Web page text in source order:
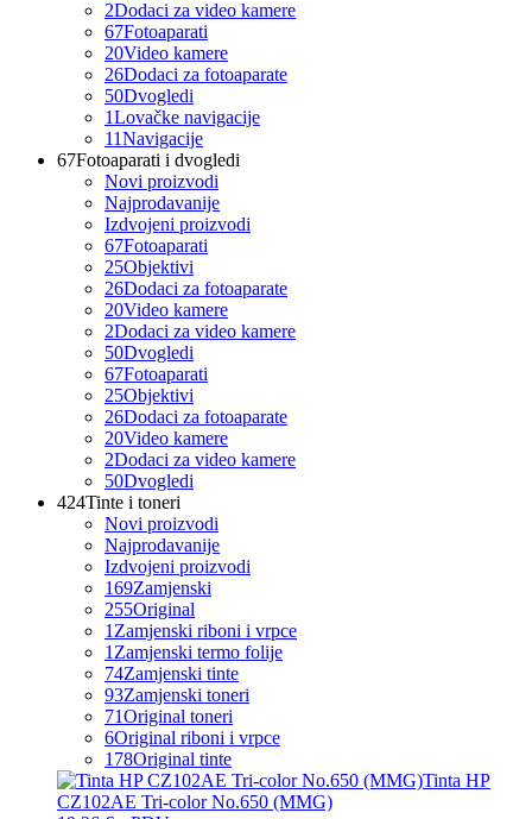
2Dodaci za video kamere
67Fotoaparati
20Video kamere
26Dodaci za fotoaparate
50Dvogledi
1Lovačke navigacije
11Navigacije
67Fotoaparati i dvogledi
Novi proizvodi
Najprodavanije
Izdvojeni proizvodi
67Fotoaparati
25Objektivi
26Dodaci za fotoaparate
20Video kamere
2Dodaci za video kamere
50Dvogledi
67Fotoaparati
25Objektivi
26Dodaci za fotoaparate
20Video kamere
2Dodaci za video kamere
50Dvogledi
424Tinte i toneri
Novi proizvodi
Najprodavanije
Izdvojeni proizvodi
169Zamjenski
255Original
1 Zamjenski riboni i vrpce
1 Zamjenski termo folije
74Zamjenski tinte
93Zamjenski toneri
71Original toneri
6Original riboni i vrpce
178Original tinte
Tinta HP
CZ102AE Tri-color No.650 (MMG)